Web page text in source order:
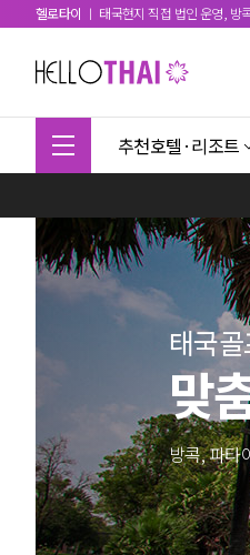
헬로타이 ㅣ 태국현지 직접 법인 운영,
추천호텔·리조트
태국
맞
방콕, 파타